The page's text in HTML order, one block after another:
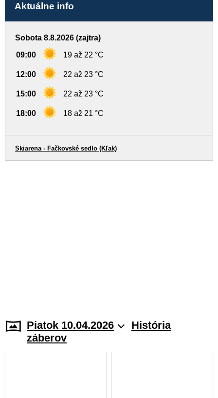
Aktuálne info
Sobota 8.8.2026 (zajtra)
09:00 19 až 22 °C
12:00 22 až 23 °C
15:00 22 až 23 °C
18:00 18 až 21 °C
Skiarena - Fačkovské sedlo (Kľak)
Piatok 10.04.2026
História
záberov